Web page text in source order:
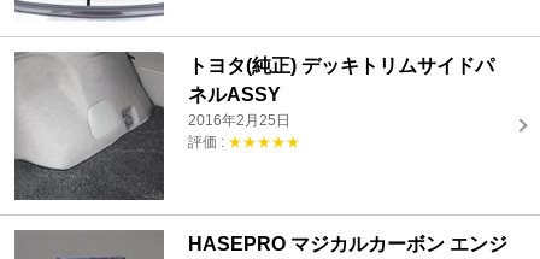
トヨタ(純正) デッキトリムサイドパ
ネルASSY
2016年2月25日
評価 : ★★★★★
HASEPRO マジカルカーボン エンジ